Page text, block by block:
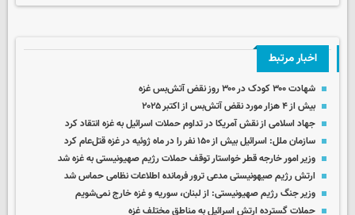
اخبار مرتبط
شهادت ۳۰۰ کودک در ۳۰۰ روز نقض آتش‌بس غزه
بیش از ۴ هزار مورد نقض آتش‌بس از اکتبر ۲۰۲۵
جهاد اسلامی از نقش آمریکا در تداوم حملات اسرائیل به غزه انتقاد کرد
سازمان‌ ملل: اسرائیل بیش از ۱۵۰ نفر را در ماه ژوئیه در غزه قتل‌عام کرد
وزیر امور خارجه قطر خواستار توقف حملات رژیم صهیونیستی به غزه شد
ارتش رژیم صیهونیستی مدعی ترور فرمانده اطلاعات نظامی حماس شد
وزیر جنگ رژیم صهیونیستی: از لبنان، سوریه و غزه خارج نمی‌شویم
حملات گسترده ارتش اسرائیل به مناطق مختلف غزه